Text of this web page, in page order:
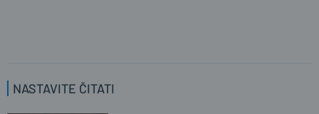
NASTAVITE ČITATI